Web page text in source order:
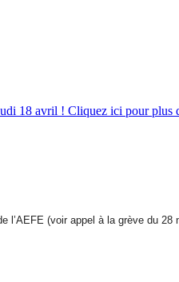
18 avril ! Cliquez ici pour plus
l’AEFE (voir appel à la grève du 28